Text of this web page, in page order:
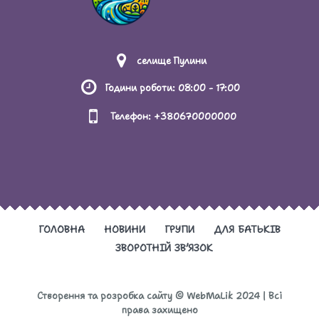
РОЗМІР ПЛАТИ ЗА НАВЧАННЯ ЗДОБУВАЧІВ
СТАТУТ ЗАКЛАДУ ОСВІТИ
СТРУКТУРА ТА ОРГАНИ УПРАВЛІННЯ ЗАКЛАДУ
УМОВИ ДОСТУПНОСТІ ЗАКЛАДУ ОСВІТИ ДЛЯ
НАВЧАННЯ ОСІБ З ОСОБЛИВИМИ ОСВІТНІМИ
селище Пулини
Години роботи: 08:00 - 17:00
Телефон: +380670000000
ГОЛОВНА НОВИНИ ГРУПИ
ДЛЯ БАТЬКІВ
ЗВОРОТНІЙ ЗВ’ЯЗОК
Створення та розробка сайту © WebMaLik 2024 | Всі
права захищено